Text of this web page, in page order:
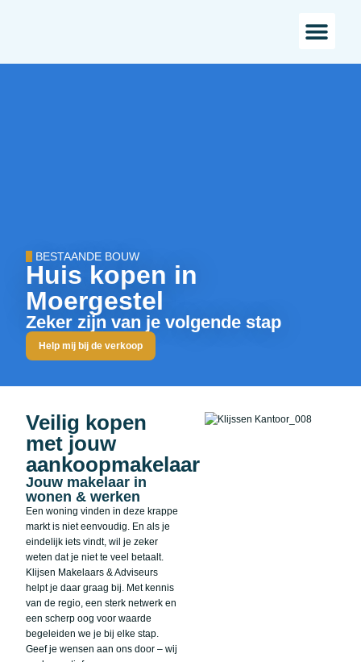
BESTAANDE BOUW
Huis kopen in
Moergestel
Zeker zijn van je volgende stap
Help mij bij de verkoop
Veilig kopen
met jouw
aankoopmakelaar
Jouw makelaar in
wonen & werken
Een woning vinden in deze krappe
markt is niet eenvoudig. En als je
eindelijk iets vindt, wil je zeker
weten dat je niet te veel betaalt.
Klijsen Makelaars & Adviseurs
helpt je daar graag bij. Met kennis
van de regio, een sterk netwerk en
een scherp oog voor waarde
begeleiden we je bij elke stap.
Geef je wensen aan ons door – wij